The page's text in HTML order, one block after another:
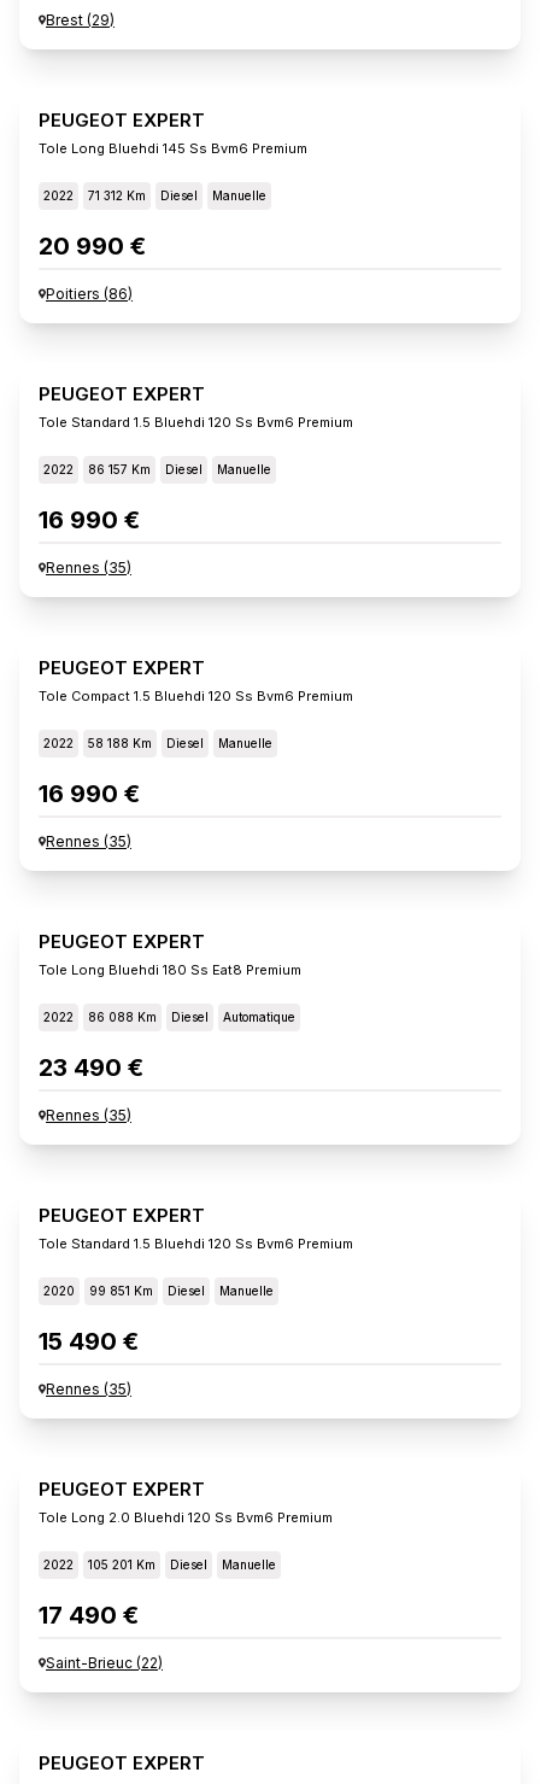
Brest (29)
PEUGEOT EXPERT
Tole Long Bluehdi 145 Ss Bvm6 Premium
2022 71 312 Km Diesel Manuelle
20 990 €
Poitiers (86)
PEUGEOT EXPERT
Tole Standard 1.5 Bluehdi 120 Ss Bvm6 Premium
2022 86 157 Km Diesel Manuelle
16 990 €
Rennes (35)
PEUGEOT EXPERT
Tole Compact 1.5 Bluehdi 120 Ss Bvm6 Premium
2022 58 188 Km Diesel Manuelle
16 990 €
Rennes (35)
PEUGEOT EXPERT
Tole Long Bluehdi 180 Ss Eat8 Premium
2022 86 088 Km Diesel Automatique
23 490 €
Rennes (35)
PEUGEOT EXPERT
Tole Standard 1.5 Bluehdi 120 Ss Bvm6 Premium
2020 99 851 Km Diesel Manuelle
15 490 €
Rennes (35)
PEUGEOT EXPERT
Tole Long 2.0 Bluehdi 120 Ss Bvm6 Premium
2022 105 201 Km Diesel Manuelle
17 490 €
Saint-Brieuc (22)
PEUGEOT EXPERT